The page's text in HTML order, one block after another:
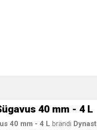
40 mm - 4 L
40 mm - 4 L brändi